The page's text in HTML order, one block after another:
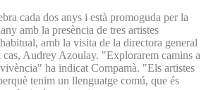
cada dos anys i està promoguda per la
amb la presència de tres artistes
amb la visita de la directora general
cas, Audrey Azoulay. "Explorarem camins a
ha indicat Compamà. "Els artistes
tenim un llenguatge comú, que és